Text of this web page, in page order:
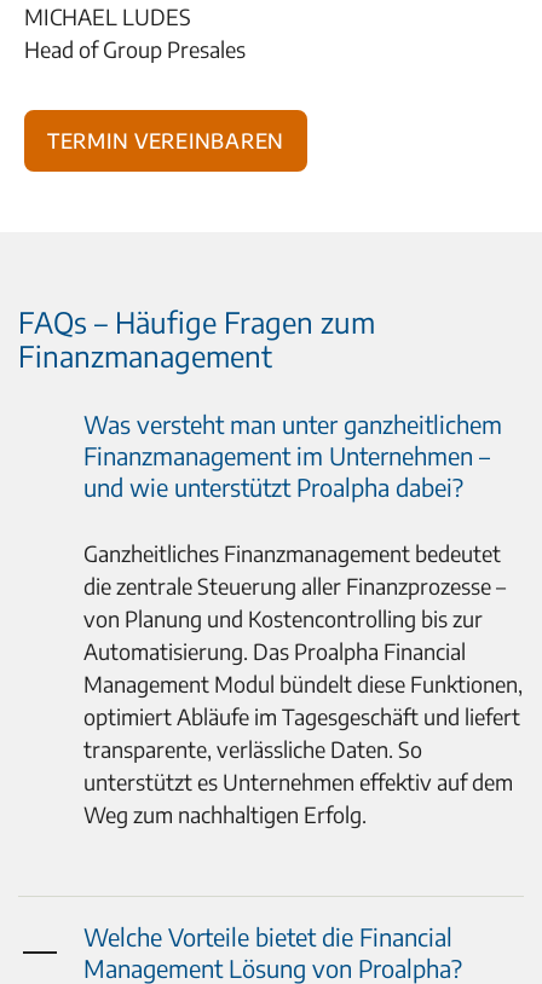
MICHAEL LUDES
Head of Group Presales
Termin vereinbaren
FAQs – Häufige Fragen zum
Finanzmanagement
Was versteht man unter ganzheitlichem
Finanzmanagement im Unternehmen –
und wie unterstützt Proalpha dabei?
Ganzheitliches Finanzmanagement bedeutet
die zentrale Steuerung aller Finanzprozesse –
von Planung und Kostencontrolling bis zur
Automatisierung. Das Proalpha Financial
Management Modul bündelt diese Funktionen,
optimiert Abläufe im Tagesgeschäft und liefert
transparente, verlässliche Daten. So
unterstützt es Unternehmen effektiv auf dem
Weg zum nachhaltigen Erfolg.
Welche Vorteile bietet die Financial
Management Lösung von Proalpha?